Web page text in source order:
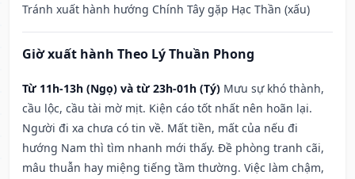
Tránh xuất hành hướng Chính Tây gặp Hạc Thần (xấu)
Giờ xuất hành Theo Lý Thuần Phong
Từ 11h-13h (Ngọ) và từ 23h-01h (Tý) Mưu sự khó thành,
cầu lộc, cầu tài mờ mịt. Kiện cáo tốt nhất nên hoãn lại.
Người đi xa chưa có tin về. Mất tiền, mất của nếu đi
hướng Nam thì tìm nhanh mới thấy. Đề phòng tranh cãi,
mâu thuẫn hay miệng tiếng tầm thường. Việc làm chậm,